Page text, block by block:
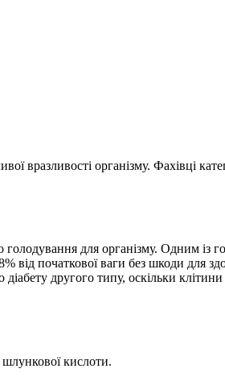
вразливості організму. Фахівці
для організму. Одним із
початкової ваги без шкоди для
другого типу, оскільки
кислоти.